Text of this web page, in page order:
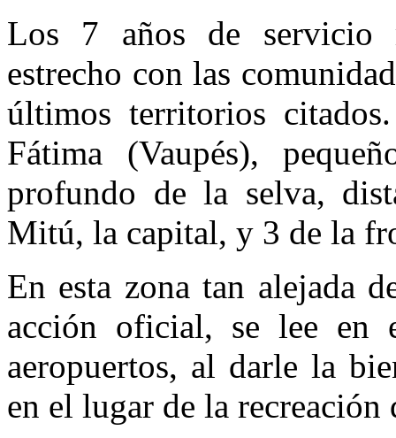
Los 7 años de servicio
estrecho con las
últimos territorios
Fátima (Vaupés),
profundo de la selva,
Mitú, la capital, y 3 de la
En esta zona tan alejada
acción oficial, se lee en
aeropuertos, al darle la
en el lugar de la recreación